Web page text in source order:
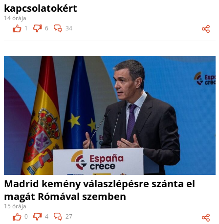
kapcsolatokért
14 órája
1
6 34
Madrid kemény válaszlépésre szánta el
magát Rómával szemben
15 órája
0
4 27